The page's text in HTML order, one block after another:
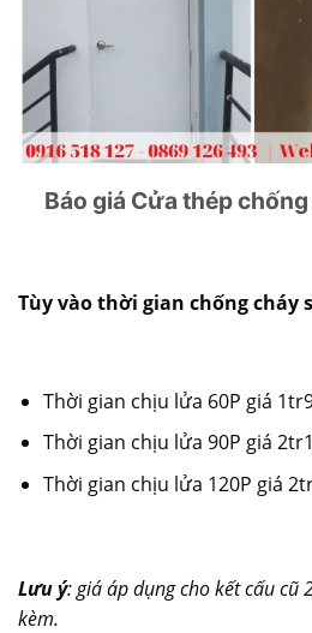
Báo giá Cửa thép
Tùy vào thời gian chống cháy
Thời gian chịu lửa 60P giá
Thời gian chịu lửa 90P giá
Thời gian chịu lửa 120P giá
Lưu ý: giá áp dụng cho kết cấu cũ
kèm.